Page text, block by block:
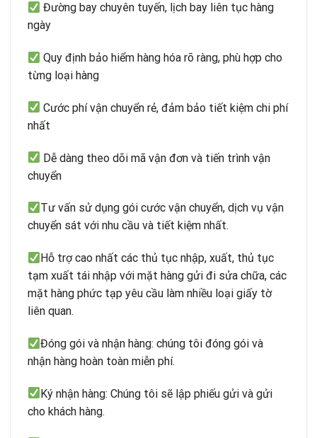
Đường bay chuyên tuyến, lịch bay liên tục hàng
ngày
Quy định bảo hiểm hàng hóa rõ ràng, phù hợp cho
từng loại hàng
Cước phí vận chuyển rẻ, đảm bảo tiết kiệm chi phí
nhất
Dễ dàng theo dõi mã vận đơn và tiến trình vận
chuyển
Tư vấn sử dụng gói cước vận chuyển, dịch vụ vận
chuyển sát với nhu cầu và tiết kiệm nhất.
Hỗ trợ cao nhất các thủ tục nhập, xuất, thủ tục
tạm xuất tái nhập với mặt hàng gửi đi sửa chữa, các
mặt hàng phức tạp yêu cầu làm nhiều loại giấy tờ
liên quan.
Đóng gói và nhận hàng: chúng tôi đóng gói và
nhận hàng hoàn toàn miễn phí.
Ký nhận hàng: Chúng tôi sẽ lập phiếu gửi và gửi
cho khách hàng.